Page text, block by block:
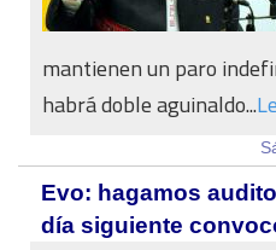
mantienen un paro
habrá doble aguinaldo...
Evo: hagamos
día siguiente